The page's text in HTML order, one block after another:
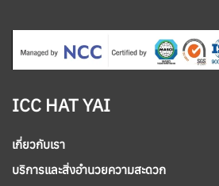
ICC HAT YAI
เกี่ยวกับเรา
บริการและสิ่งอำนวยความสะดวก